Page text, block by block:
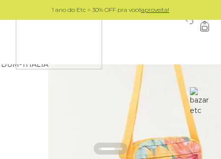
1 ano do Etc = 30% OFF pra vocêaproveita!